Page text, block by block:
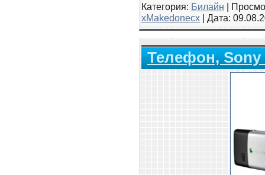
Категория: Билайн |
xMakedonecx | Дата:
Телефон, Sony